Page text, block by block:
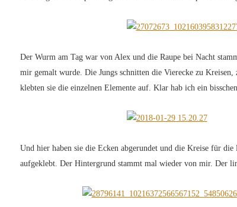
Der Wurm am Tag war von Alex und die Raupe bei Nacht
mir gemalt wurde. Die Jungs schnitten die Vierecke zu
klebten sie die einzelnen Elemente auf. Klar hab ich ein
Und hier haben sie die Ecken abgerundet und die Kreise für
aufgeklebt. Der Hintergrund stammt mal wieder von mir. Der